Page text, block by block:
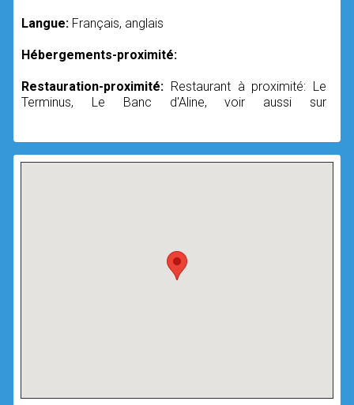
Langue: Français, anglais
Hébergements-proximité:
Restauration-proximité: Restaurant à proximité: Le
Terminus, Le Banc d'Aline, voir aussi sur